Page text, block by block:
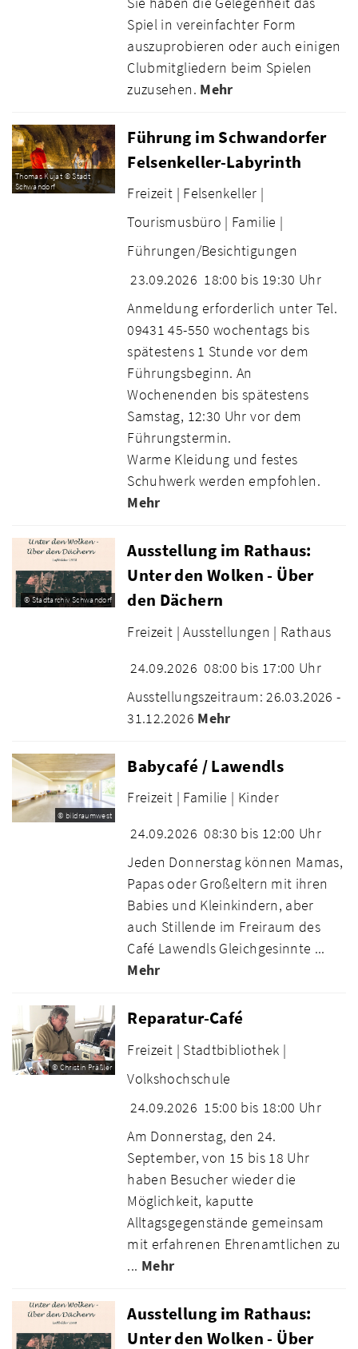
Spiel in vereinfachter Form
auszuprobieren oder auch einigen
Clubmitgliedern beim Spielen
zuzusehen. Mehr
Thomas Kujat © Stadt
Schwandorf
Führung im Schwandorfer
Felsenkeller-Labyrinth
Freizeit | Felsenkeller |
Tourismusbüro | Familie |
Führungen/Besichtigungen
23.09.2026 18:00 bis 19:30 Uhr
Anmeldung erforderlich unter Tel.
09431 45-550 wochentags bis
spätestens 1 Stunde vor dem
Führungsbeginn. An
Wochenenden bis spätestens
Samstag, 12:30 Uhr vor dem
Führungstermin.
Warme Kleidung und festes
Schuhwerk werden empfohlen.
Mehr
© Stadtarchiv Schwandorf
Ausstellung im Rathaus:
Unter den Wolken - Über
den Dächern
Freizeit | Ausstellungen | Rathaus
24.09.2026 08:00 bis 17:00 Uhr
Ausstellungszeitraum: 26.03.2026 -
31.12.2026 Mehr
© bildraumwest
Babycafé / Lawendls
Freizeit | Familie | Kinder
24.09.2026 08:30 bis 12:00 Uhr
Jeden Donnerstag können Mamas,
Papas oder Großeltern mit ihren
Babies und Kleinkindern, aber
auch Stillende im Freiraum des
Café Lawendls Gleichgesinnte ...
Mehr
© Christin Präßler
Reparatur-Café
Freizeit | Stadtbibliothek |
Volkshochschule
24.09.2026 15:00 bis 18:00 Uhr
Am Donnerstag, den 24.
September, von 15 bis 18 Uhr
haben Besucher wieder die
Möglichkeit, kaputte
Alltagsgegenstände gemeinsam
mit erfahrenen Ehrenamtlichen zu
... Mehr
Ausstellung im Rathaus:
Unter den Wolken - Über